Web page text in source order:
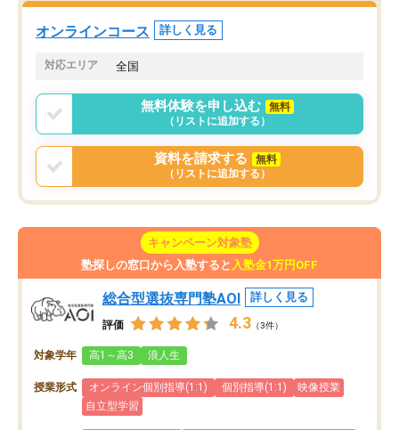
る勉強」から「目標のための勉強」へ
意識が変わったことが、目標校への合
た。自分から学ぶ姿勢を
オンラインコース 詳しく見る
対応エリア 全国
無料体験を申し込む
無料
（リストに追加する）
資料を請求する
無料
（リストに追加する）
キャンペーン対象塾
塾探しの窓口から入塾すると 入塾金1万円OFF
総合型選抜専門塾AOI 詳しく見る
評価 4.3 （3件）
対象学年 高1～高3 浪人生
授業形式 オンライン個別指導(1:1) 個別指導(1:1)
映像授業
自立型学習